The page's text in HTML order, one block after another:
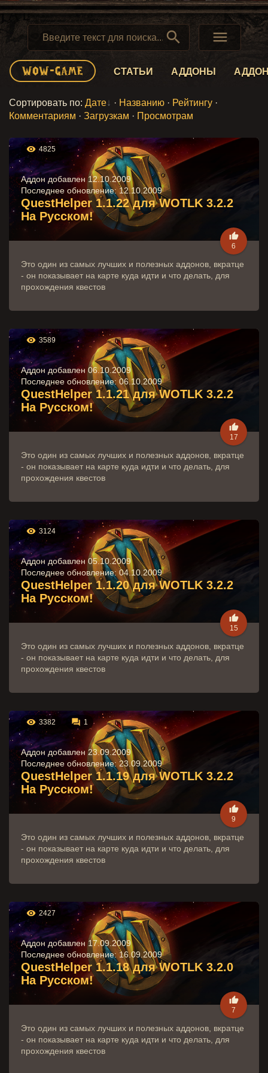
 
СТАТЬИ АДДОНЫ
Сортировать по: Дате · Названию · Рейтингу ·
Комментариям · Загрузкам · Просмотрам
 4825
Аддон добавлен 12.10.2009
Последнее обновление:12.10.2009
QuestHelper 1.1.22 для WOTLK 3.2.2
На Русском!

6
Это один из самых лучших и полезных аддонов, вкратце
- он показывает на карте куда идти и что делать, для
прохождения квестов
 3589
Аддон добавлен 06.10.2009
Последнее обновление:06.10.2009
QuestHelper 1.1.21 для WOTLK 3.2.2
На Русском!

17
Это один из самых лучших и полезных аддонов, вкратце
- он показывает на карте куда идти и что делать, для
прохождения квестов
 3124
Аддон добавлен 05.10.2009
Последнее обновление:04.10.2009
QuestHelper 1.1.20 для WOTLK 3.2.2
На Русском!

15
Это один из самых лучших и полезных аддонов, вкратце
- он показывает на карте куда идти и что делать, для
прохождения квестов
 3382  1
Аддон добавлен 23.09.2009
Последнее обновление:23.09.2009
QuestHelper 1.1.19 для WOTLK 3.2.2
На Русском!

9
Это один из самых лучших и полезных аддонов, вкратце
- он показывает на карте куда идти и что делать, для
прохождения квестов
 2427
Аддон добавлен 17.09.2009
Последнее обновление:16.09.2009
QuestHelper 1.1.18 для WOTLK 3.2.0
На Русском!

7
Это один из самых лучших и полезных аддонов, вкратце
- он показывает на карте куда идти и что делать, для
прохождения квестов